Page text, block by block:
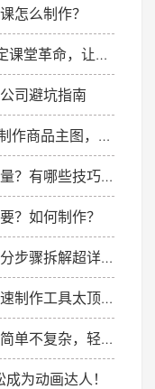
怎么制作？
，让学习飞起来！
司避坑指南
，效果大不同！
巧让动画更出彩？
？如何制作？
骤拆解超详细
制作工具太顶了
杂，轻松出爆款！
为动画达人！